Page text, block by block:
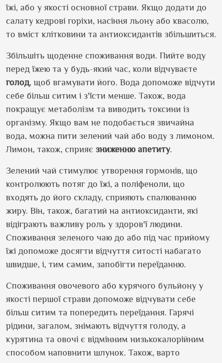
їжі, або у якості основної страви. Якщо додати до
салату кедрові горіхи, насіння льону або квасолю,
то вміст клітковини та антиоксидантів збільшиться.
Збільшіть щоденне споживання води. Пийте воду
перед їжею та у будь-який час, коли відчуваєте
голод, щоб вгамувати його. Вода допоможе відчути
себе більш ситим і з'їсти менше. Також, вода
покращує метаболізм та виводить токсини із
організму. Якщо вам не подобається звичайна
вода, можна пити зелений чай або воду з лимоном.
Лимон, також, сприяє зниженню апетиту.
Зелений чай стимулює утворення гормонів, що
контролюють потяг до їжі, а поліфеноли, що
входять до його складу, сприяють спалюванню
жиру. Він, також, багатий на антиоксиданти, які
відіграють важливу роль у здоров'ї людини.
Споживання зеленого чаю до або під час прийому
їжі допоможе досягти відчуття ситості набагато
швидше, і, тим самим, запобігти переїданню.
Споживання овочевого або курячого бульйону у
якості першої страви допоможе відчувати себе
більш ситим та попередить переїдання. Гарячі
рідини, загалом, знімають відчуття голоду, а
курятина та овочі є відмінним низькокалорійним
способом наповнити шлунок. Також, варто